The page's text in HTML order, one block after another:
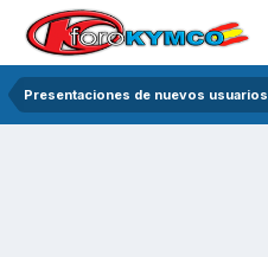
Presentaciones de nuevos usuarios